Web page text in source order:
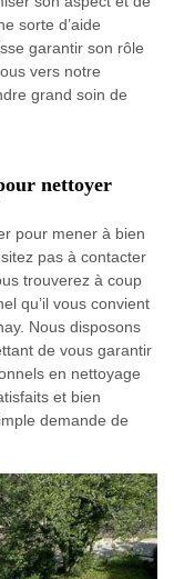
sorte d’aide
garantir son rôle
vers notre
grand soin de
nettoyer
pour mener à bien
pas à contacter
trouverez à coup
qu’il vous convient
Nous disposons
de vous garantir
en nettoyage
et bien
demande de